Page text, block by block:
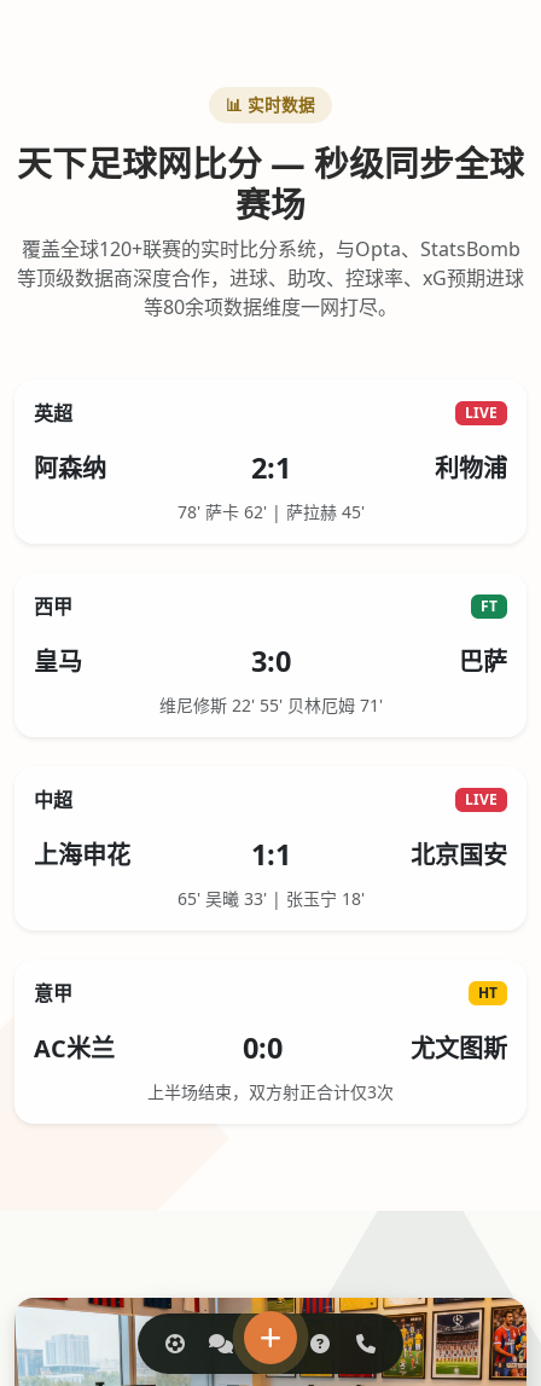
📊 实时数据
天下足球网比分 — 秒级同步全球
赛场
覆盖全球120+联赛的实时比分系统，与Opta、StatsBomb
等顶级数据商深度合作，进球、助攻、控球率、xG预期进球
等80余项数据维度一网打尽。
英超 LIVE
阿森纳 2:1 利物浦
78' 萨卡 62' | 萨拉赫 45'
西甲 FT
皇马 3:0 巴萨
维尼修斯 22' 55' 贝林厄姆 71'
中超 LIVE
上海申花 1:1 北京国安
65' 吴曦 33' | 张玉宁 18'
意甲 HT
AC米兰 0:0 尤文图斯
上半场结束，双方射正合计仅3次